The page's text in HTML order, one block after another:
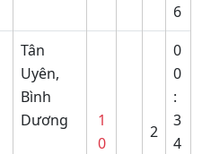
6
Tân
Uyên,
Bình
Dương
1
0
2
0
0
:
3
4